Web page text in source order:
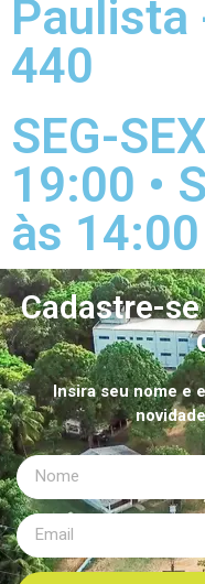
Paulista
440
SEG-
19:00 •
às 14:00
Cadastre-
Insira seu nome e